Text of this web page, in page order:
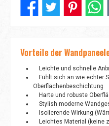
Vorteile der
Leichte und schnelle
Fühlt sich an wie echter
Oberflächenbeschichtung
Harte und robuste
Stylish moderne
Isolierende Wirkung
Leichtes Material (keine